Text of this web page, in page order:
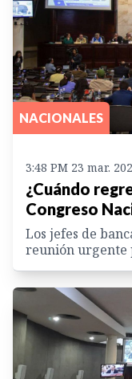
NACIONALES
3:48 PM 23 mar.
¿Cuándo
Congreso
Los jefes de
reunión urgente